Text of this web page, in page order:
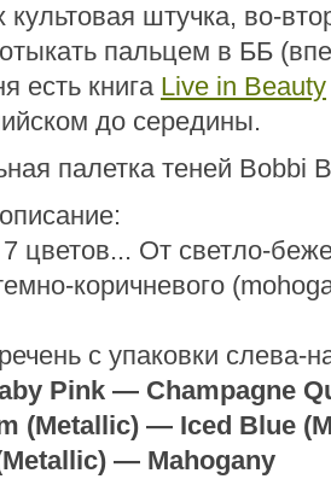
штучка, во-
пальцем в ББ
есть книга Live in Beauty
до середины.
цветов... От светло-
коричневого
с упаковки слева-
Pink — Champagne
(Metallic) — Iced Blue
— Mahogany